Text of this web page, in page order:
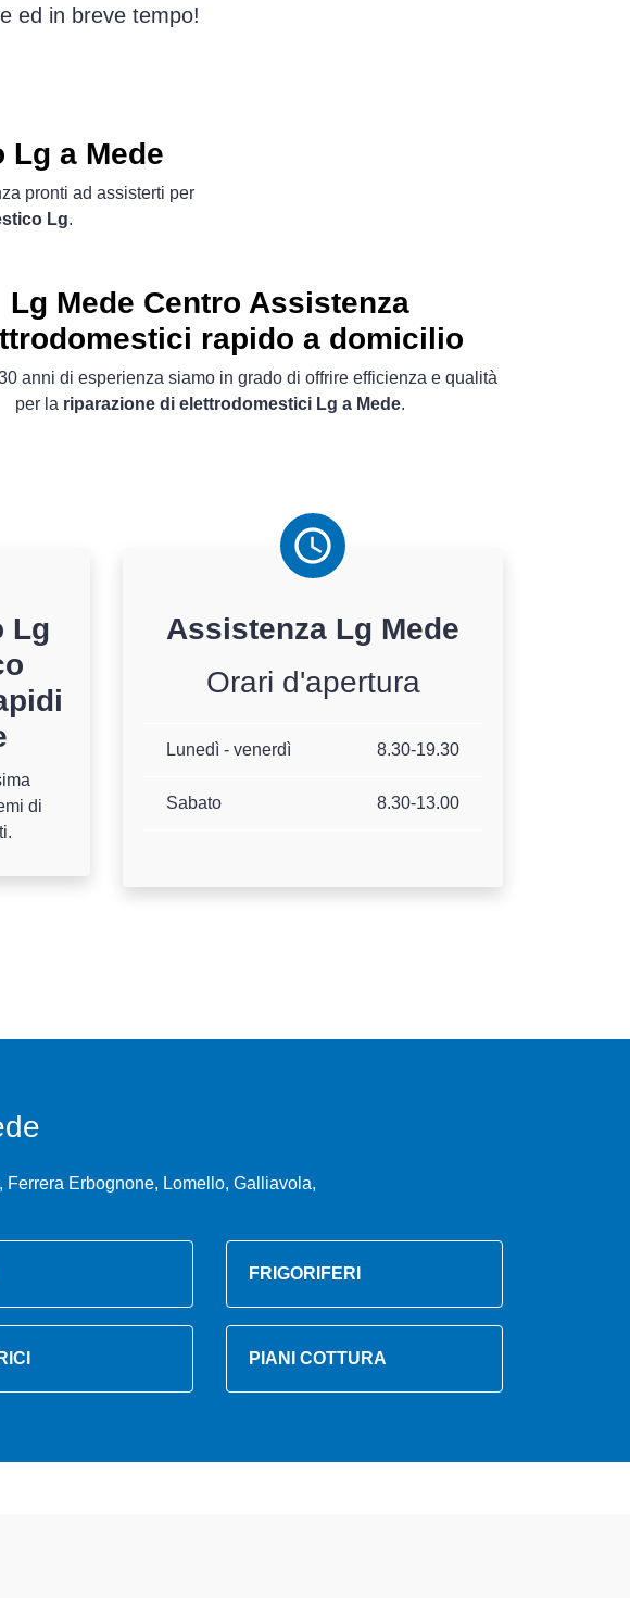
ed in breve tempo!
a Mede
pronti ad assisterti per
Lg.
Lg Mede Centro Assistenza
rapido a domicilio
anni di esperienza siamo in grado di offrire efficienza e qualità
per la riparazione di elettrodomestici Lg a Mede.
Lg
di
Assistenza Lg Mede
Orari d'apertura
Lunedì - venerdì 8.30-19.30
Sabato 8.30-13.00
Erbognone, Lomello, Galliavola,
FRIGORIFERI
PIANI COTTURA